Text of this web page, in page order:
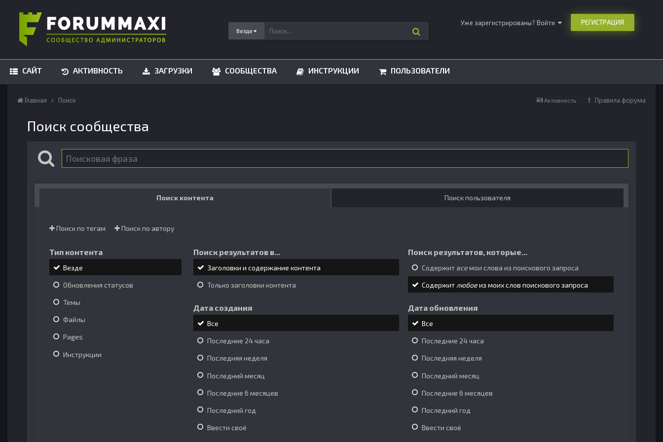
Везде
Уже зарегистрированы? Войти РЕГИСТРАЦИЯ
САЙТ АКТИВНОСТЬ ЗАГРУЗКИ СООБЩЕСТВА ИНСТРУКЦИИ ПОЛЬЗОВАТЕЛИ
Активность Правила форума
Главная Поиск
Поиск сообщества
Поиск контента Поиск пользователя
Поиск по тегам Поиск по автору
Тип контента
Везде
Обновления статусов
Темы
Файлы
Pages
Инструкции
Поиск результатов в...
Заголовки и содержание контента
Только заголовки контента
Поиск результатов, которые...
Содержит всемои слова из поискового запроса
Содержит любоеиз моих слов поискового запроса
Дата создания
Все
Последние 24 часа
Последняя неделя
Последний месяц
Последние 6 месяцев
Последний год
Ввести своё
Дата обновления
Все
Последние 24 часа
Последняя неделя
Последний месяц
Последние 6 месяцев
Последний год
Ввести своё